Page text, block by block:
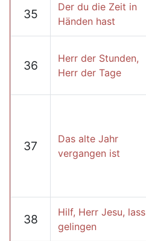
35
Der du die Zeit in
Händen hast
36
Herr der Stunden,
Herr der Tage
37
Das alte Jahr
vergangen ist
38
Hilf, Herr Jesu, lass
gelingen